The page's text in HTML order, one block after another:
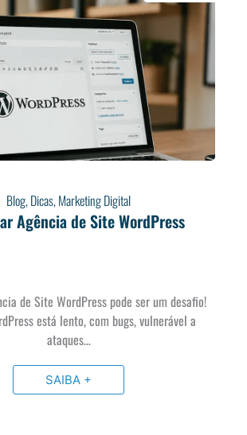
Blog,Dicas,Marketing Digital
Agência de Site WordPress
de Site WordPress pode ser um desafio!
está lento, com bugs, vulnerável a
ataques…
SAIBA +